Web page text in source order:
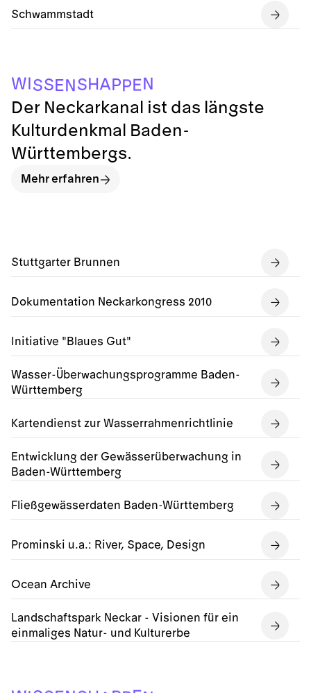
Schwammstadt
Stuttgarter Brunnen
Dokumentation Neckarkongress 2010
Initiative "Blaues Gut"
Wasser-Überwachungsprogramme Baden-
Württemberg
Kartendienst zur Wasserrahmenrichtlinie
Entwicklung der Gewässerüberwachung in
Baden-Württemberg
Fließgewässerdaten Baden-Württemberg
Prominski u.a.: River, Space, Design
Ocean Archive
Landschaftspark Neckar - Visionen für ein
einmaliges Natur- und Kulturerbe
WISSENSHA PPEN
Der Neckarkanal ist das längste
Kulturdenkmal Baden-
Württembergs.
Mehr erfahren